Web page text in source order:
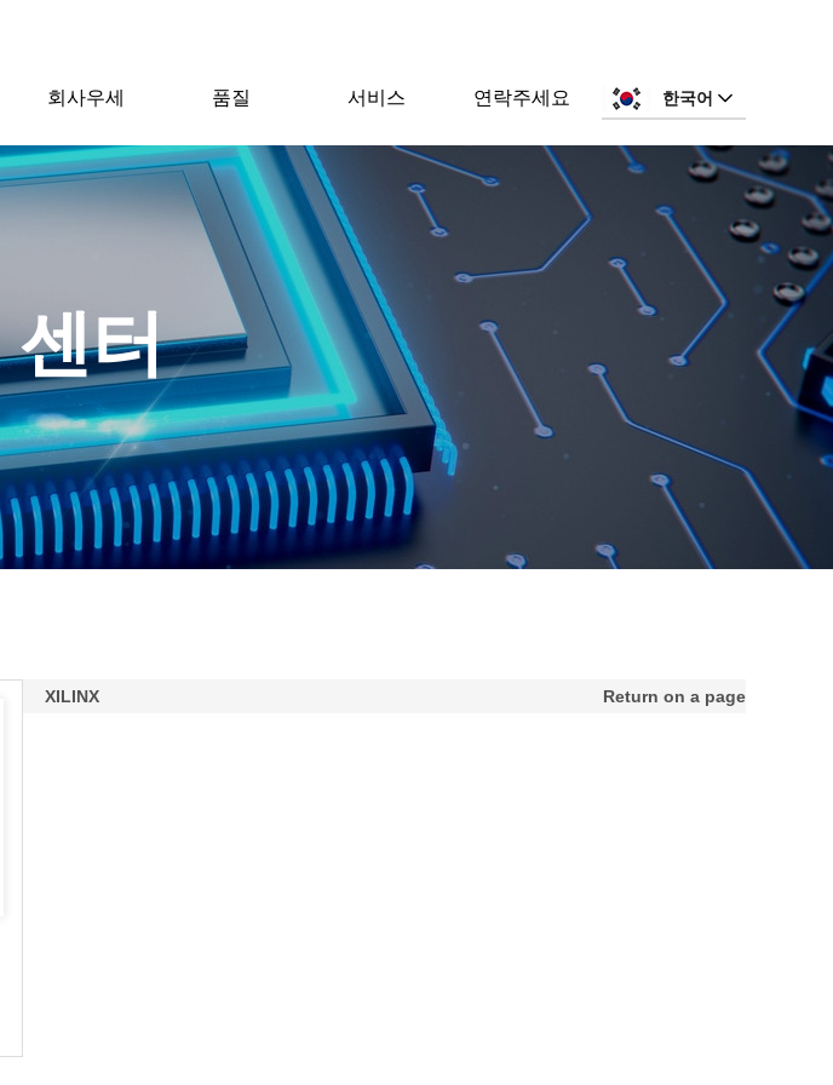
회사우세 품질 서비스 연락주세요 한국어
XILINX Return on a page
센터